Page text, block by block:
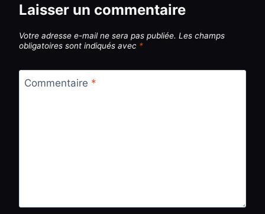
Laisser un commentaire
Votre adresse e-mail ne sera pas publiée. Les champs
obligatoires sont indiqués avec *
Commentaire *